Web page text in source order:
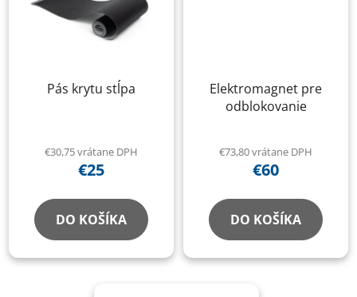
Pás krytu stĺpa
€30,75 vrátane DPH
€25
DO KOŠÍKA
Elektromagnet pre
odblokovanie
€73,80 vrátane DPH
€60
DO KOŠÍKA